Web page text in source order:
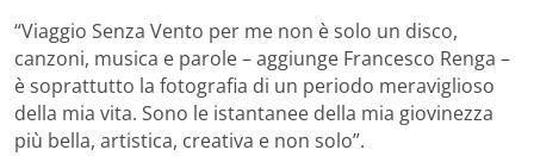
“Viaggio Senza Vento per me non è solo un disco,
canzoni, musica e parole – aggiunge Francesco Renga –
è soprattutto la fotografia di un periodo meraviglioso
della mia vita. Sono le istantanee della mia giovinezza
più bella, artistica, creativa e non solo”.